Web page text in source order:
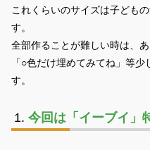
これくらいのサイズは子ども
す。
全部作ることが難しい時は、
「○色だけ埋めてみてね」等
す。
今回は「イーブイ」